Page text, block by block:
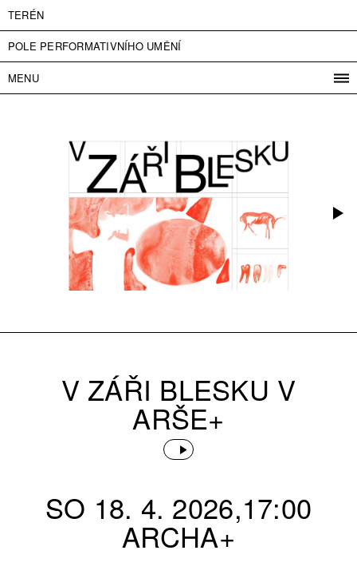
TERÉN
POLE PERFORMATIVNÍHO UMĚNÍ
MENU
VSTUPNÉ
PARTNEŘI
ENGLISH
V ZÁŘI BLESKU V
ARŠE+
SO 18. 4. 2026,17:00
ARCHA+